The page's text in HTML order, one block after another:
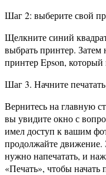
Шаг 2: выберите свой
Щелкните синий
выбрать принтер.
принтер Epson,
Шаг 3. Начните печатать
Вернитесь на главную
вы увидите окно с
имел доступ к вашим
продолжайте движение.
нужно напечатать, и
«Печать», чтобы начать